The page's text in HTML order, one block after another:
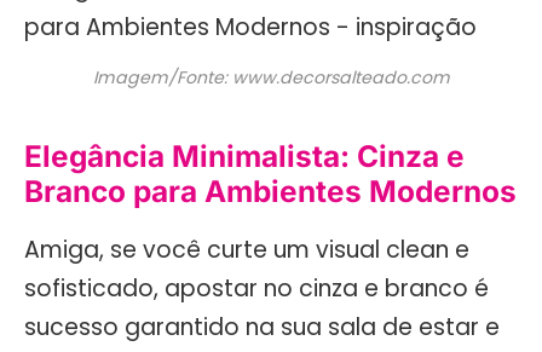
Imagem/Fonte: www.decorsalteado.com
Elegância Minimalista: Cinza e
Branco para Ambientes Modernos
Amiga, se você curte um visual clean e
sofisticado, apostar no cinza e branco é
sucesso garantido na sua sala de estar e